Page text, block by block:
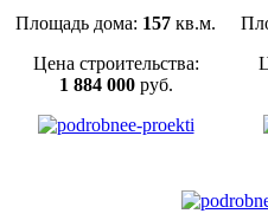
Площадь дома: 157 кв.м.
Цена строительства:
1 884 000руб.